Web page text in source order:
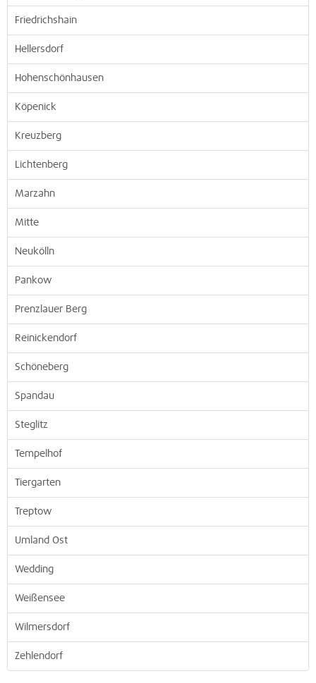
Friedrichshain
Hellersdorf
Hohenschönhausen
Köpenick
Kreuzberg
Lichtenberg
Marzahn
Mitte
Neukölln
Pankow
Prenzlauer Berg
Reinickendorf
Schöneberg
Spandau
Steglitz
Tempelhof
Tiergarten
Treptow
Umland Ost
Wedding
Weißensee
Wilmersdorf
Zehlendorf